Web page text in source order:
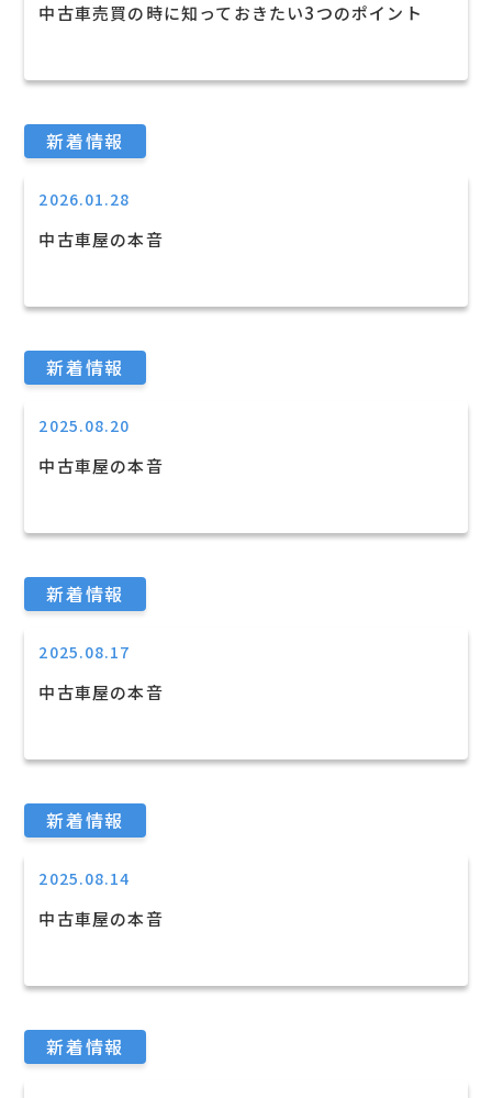
中古車売買の時に知っておきたい3つのポイント
新着情報
2026.01.28
中古車屋の本音
新着情報
2025.08.20
中古車屋の本音
新着情報
2025.08.17
中古車屋の本音
新着情報
2025.08.14
中古車屋の本音
新着情報